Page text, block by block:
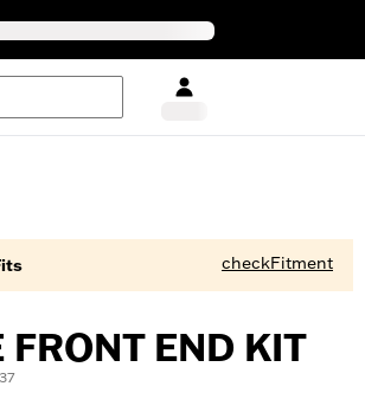
checkFitment
FRONT END KIT